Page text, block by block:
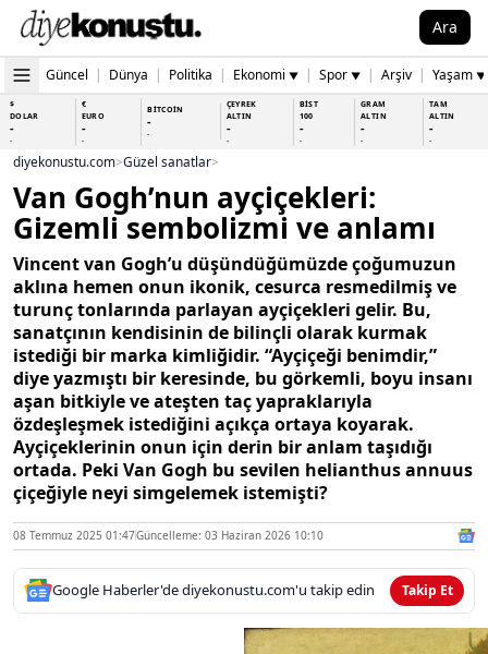
Ara
Güncel | Dünya | Politika | Ekonomi ▼ | Spor ▼ | Arşiv | Yaşam ▼
$
DOLAR
-
-
€
EURO
-
-
BİTCOİN
-
-
ÇEYREK
ALTIN
-
-
BİST
100
-
-
GRAM
ALTIN
-
-
TAM
ALTIN
-
-
diyekonustu.com>Güzel sanatlar>
Van Gogh’nun ayçiçekleri:
Gizemli sembolizmi ve anlamı
Vincent van Gogh’u düşündüğümüzde çoğumuzun
aklına hemen onun ikonik, cesurca resmedilmiş ve
turunç tonlarında parlayan ayçiçekleri gelir. Bu,
sanatçının kendisinin de bilinçli olarak kurmak
istediği bir marka kimliğidir. “Ayçiçeği benimdir,”
diye yazmıştı bir keresinde, bu görkemli, boyu insanı
aşan bitkiyle ve ateşten taç yapraklarıyla
özdeşleşmek istediğini açıkça ortaya koyarak.
Ayçiçeklerinin onun için derin bir anlam taşıdığı
ortada. Peki Van Gogh bu sevilen helianthus annuus
çiçeğiyle neyi simgelemek istemişti?
08 Temmuz 2025 01:47Güncelleme: 03 Haziran 2026 10:10
Google Haberler'de diyekonustu.com'u takip edin Takip Et